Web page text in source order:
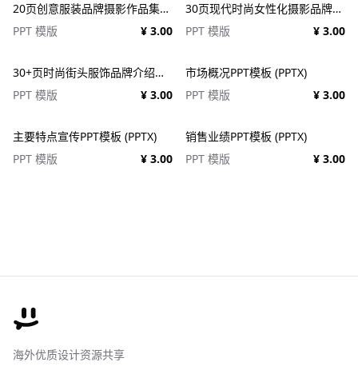
20页创意服装品牌摄影作品集简历公司介绍图文排版设计PPT幻灯片模板 Creative Brief PowerPoint Template
PPT 模版
¥ 3.00
30页现代时尚女性化摄影品牌设计作品集项目策划演示文稿PPT模板 Modateka – Brand Kit Powerpoint
PPT 模版
¥ 3.00
30+页时尚街头服饰品牌介绍营销作品集图文排版演示文稿设计PPT/Keynote模板
PPT 模版
¥ 3.00
市场概况PPT模板 (PPTX)
PPT 模版
¥ 3.00
主要特点宣传PPT模板 (PPTX)
PPT 模版
¥ 3.00
销售业绩PPT模板 (PPTX)
PPT 模版
¥ 3.00
海外优质设计资源共享